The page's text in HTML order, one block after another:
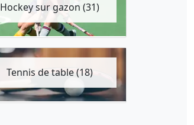
Hockey sur gazon (31)
Tennis de table (18)